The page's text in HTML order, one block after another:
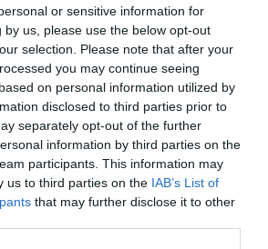
or sensitive information for
by us, please use the below opt-out
selection. Please note that after your
you may continue seeing
on personal information utilized by
disclosed to third parties prior to
separately opt-out of the further
information by third parties on the
participants. This information may
us to third parties on the IAB’s List of
that may further disclose it to other